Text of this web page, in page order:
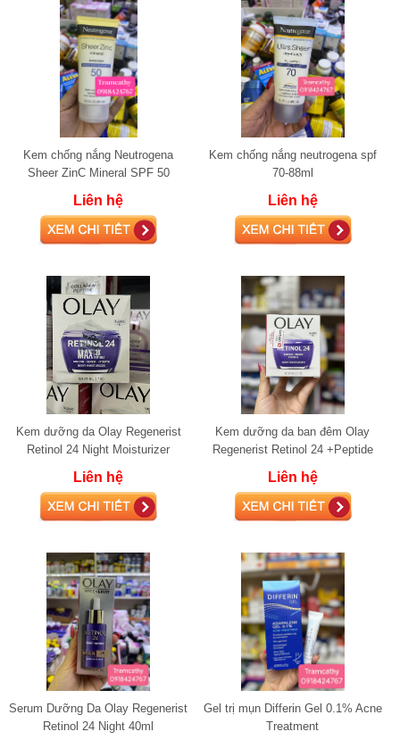
Kem chống nắng Neutrogena
Sheer ZinC Mineral SPF 50
Liên hệ
Kem chống nắng neutrogena spf
70-88ml
Liên hệ
Kem dưỡng da Olay Regenerist
Retinol 24 Night Moisturizer
Liên hệ
Kem dưỡng da ban đêm Olay
Regenerist Retinol 24 +Peptide
Night Hydrating Moisturizer
Liên hệ
Serum Dưỡng Da Olay Regenerist
Retinol 24 Night 40ml
Gel trị mụn Differin Gel 0.1% Acne
Treatment